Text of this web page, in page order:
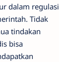
dalam regulasi
Tidak
tindakan
bisa